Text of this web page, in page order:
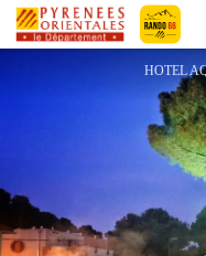
HÔTEL AQUARIUS
HOTEL